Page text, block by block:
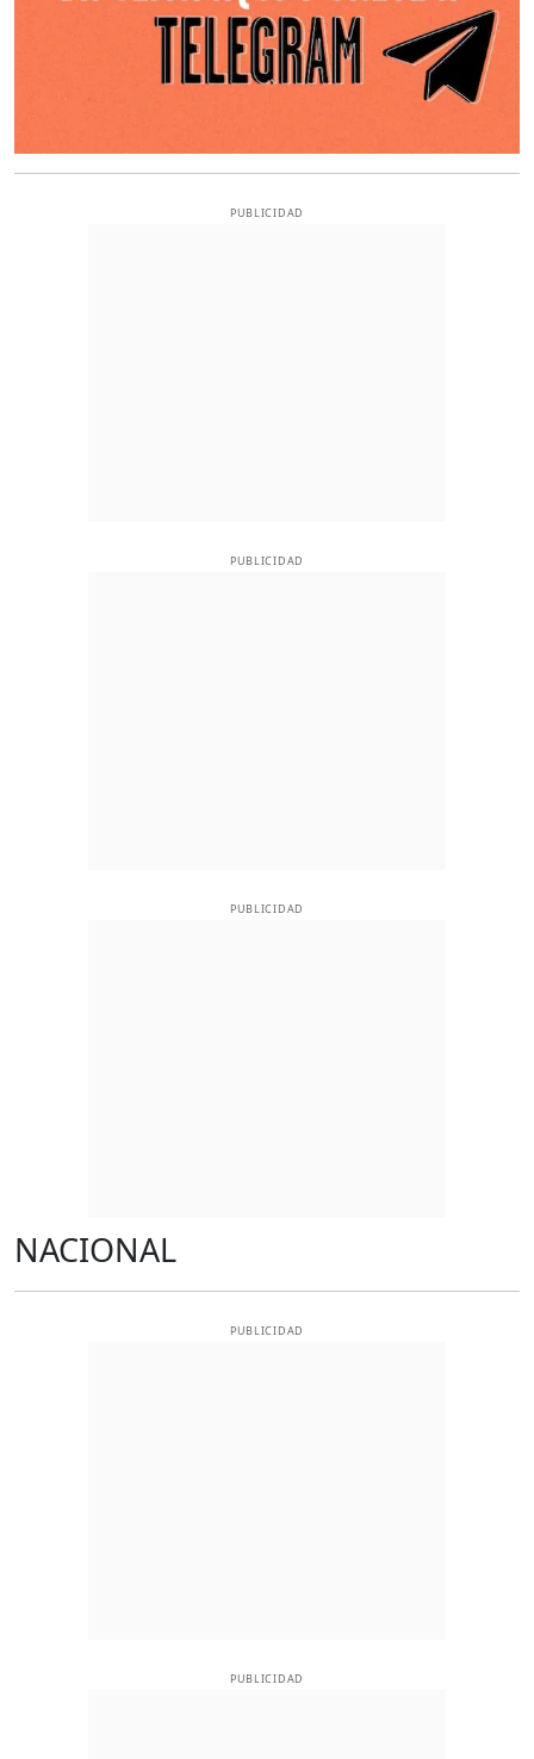
PUBLICIDAD
PUBLICIDAD
PUBLICIDAD
NACIONAL
PUBLICIDAD
PUBLICIDAD